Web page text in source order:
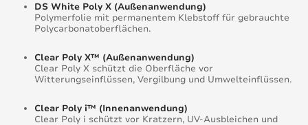
DS White Poly X (Außenanwendung)
Polymerfolie mit permanentem Klebstoff für gebrauchte
Polycarbonatoberflächen.
Clear Poly X™ (Außenanwendung)
Clear Poly X schützt die Oberfläche vor
Witterungseinflüssen, Vergilbung und Umwelteinflüssen.
Clear Poly i™ (Innenanwendung)
Clear Poly i schützt vor Kratzern, UV-Ausbleichen und